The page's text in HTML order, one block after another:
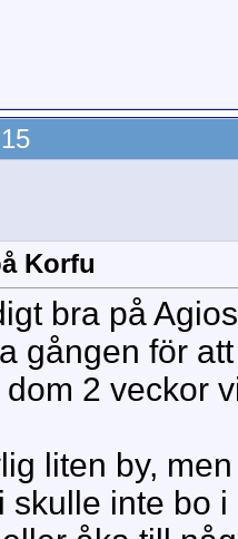
Korfu
bra på
gången för
2 veckor
liten by,
skulle inte bo